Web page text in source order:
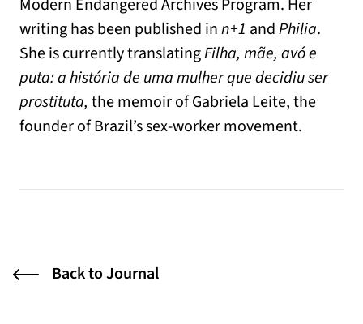
Modern Endangered Archives Program. Her
writing has been published inn+1 andPhilia.
She is currently translatingFilha, mãe, avó e
puta: a história de uma mulher que decidiu ser
prostituta, the memoir of Gabriela Leite, the
founder of Brazil’s sex-worker movement.
Back to Journal